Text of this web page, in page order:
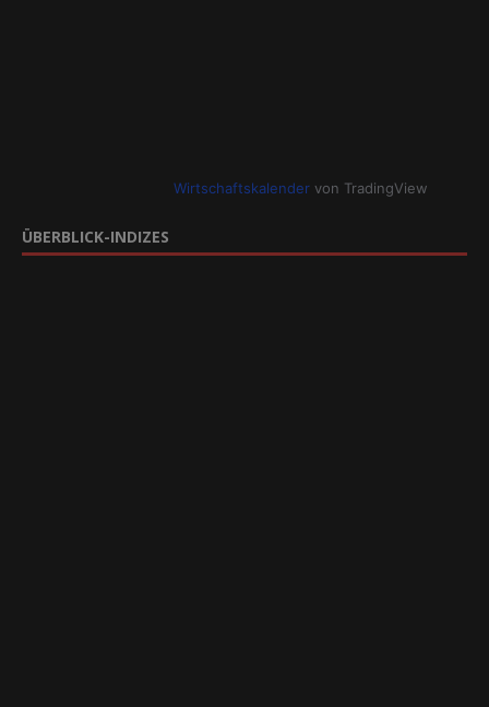
Wirtschaftskalendervon TradingView
ÜBERBLICK-INDIZES